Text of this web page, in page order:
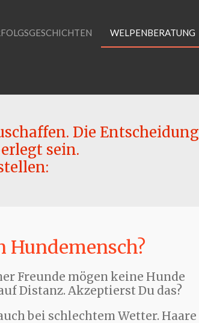
WELPENBERATUNG
Die Entscheidung
sein.
Hundemensch?
Freunde mögen keine Hunde
Distanz. Akzeptierst Du das?
bei schlechtem Wetter. Haare